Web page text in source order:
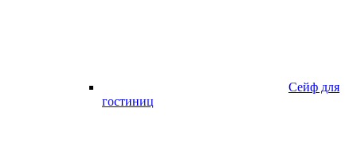
Сейф для
гостиниц